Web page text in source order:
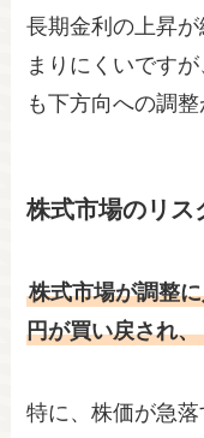
長期金利の上昇
まりにくいです
も下方向への調
株式市場のリス
株式市場が調整
円が買い戻され
特に、株価が急